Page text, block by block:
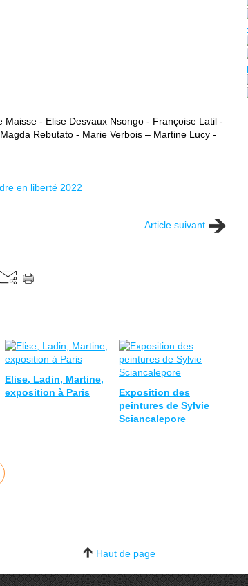
- Elise Desvaux Nsongo - Françoise Latil -
Rebutato - Marie Verbois – Martine Lucy -
Article suivant
Elise, Ladin, Martine,
exposition à Paris
Exposition des
peintures de Sylvie
Sciancalepore
Haut de page